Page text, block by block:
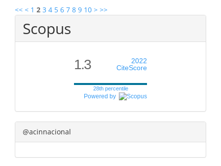
<< < 1 2 3 4 5 6 7 8 9 10 > >>
Scopus
1.3
2022
CiteScore
28th percentile
Powered by
@acinnacional